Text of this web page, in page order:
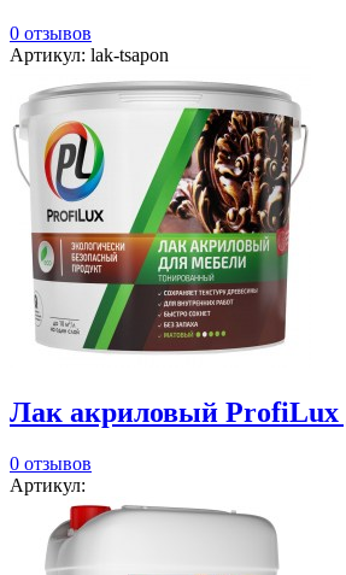
0 отзывов
Артикул: lak-tsapon
Лак акриловый ProfiLux
0 отзывов
Артикул: